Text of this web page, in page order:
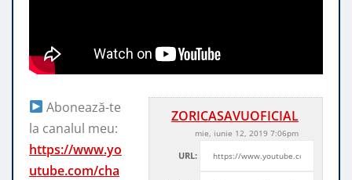
ZORICASAVUOFICIAL
mie, iunie 12, 2019 7:06pm
URL:
Abonează-te
la canalul meu:
https://www.yo
utube.com/cha